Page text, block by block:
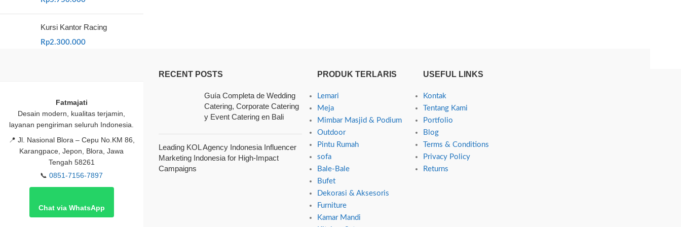
Kursi Kantor Racing
Rp2.300.000
Fatmajati
Desain modern, kualitas terjamin,
layanan pengiriman seluruh Indonesia.
📍 Jl. Nasional Blora – Cepu No.KM 86,
Karangpace, Jepon, Blora, Jawa
Tengah 58261
📞0851-7156-7897
Chat via WhatsApp
RECENT POSTS
Guía Completa de Wedding
Catering, Corporate Catering
y Event Catering en Bali
Leading KOL Agency Indonesia Influencer
Marketing Indonesia for High-Impact
Campaigns
PRODUK TERLARIS
Lemari
Meja
Mimbar Masjid & Podium
Outdoor
Pintu Rumah
sofa
Bale-Bale
Bufet
Dekorasi & Aksesoris
Furniture
Kamar Mandi
USEFUL LINKS
Kontak
Tentang Kami
Portfolio
Blog
Terms & Conditions
Privacy Policy
Returns